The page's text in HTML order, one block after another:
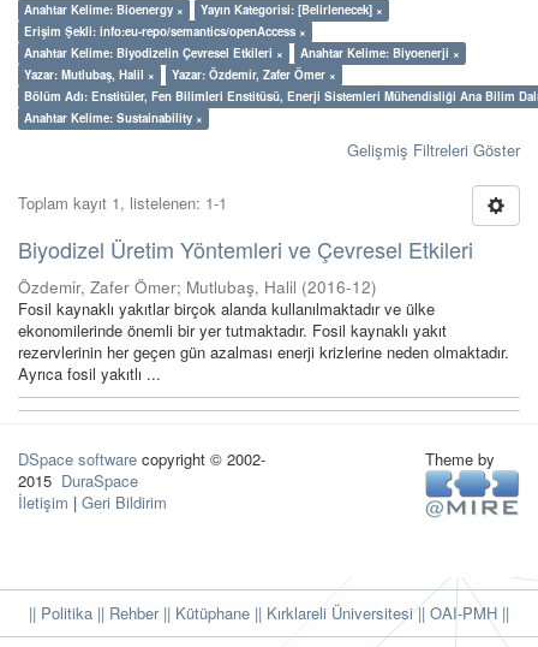
Anahtar Kelime: Bioenergy ×
Yayın Kategorisi: [Belirlenecek] ×
Erişim Şekli: info:eu-repo/semantics/openAccess ×
Anahtar Kelime: Biyodizelin Çevresel Etkileri ×
Anahtar Kelime: Biyoenerji ×
Yazar: Mutlubaş, Halil ×
Yazar: Özdemir, Zafer Ömer ×
Bölüm Adı: Enstitüler, Fen Bilimleri Enstitüsü, Enerji Sistemleri Mühendisliği Ana Bilim
Anahtar Kelime: Sustainability ×
Gelişmiş Filtreleri Göster
Toplam kayıt 1, listelenen: 1-1
Biyodizel Üretim Yöntemleri ve Çevresel Etkileri
Özdemir, Zafer Ömer; Mutlubaş, Halil (2016-12)
Fosil kaynaklı yakıtlar birçok alanda kullanılmaktadır ve ülke
ekonomilerinde önemli bir yer tutmaktadır. Fosil kaynaklı yakıt
rezervlerinin her geçen gün azalması enerji krizlerine neden olmaktadır.
Ayrıca fosil yakıtlı ...
DSpace software copyright © 2002-
2015 DuraSpace
İletişim | Geri Bildirim
Theme by
|| Politika || Rehber|| Kütüphane || Kırklareli Üniversitesi || OAI-PMH ||